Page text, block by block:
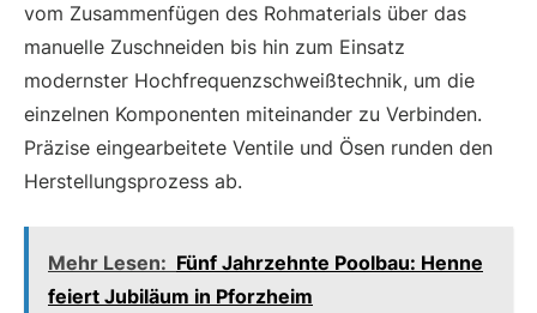
vom Zusammenfügen des Rohmaterials über das
manuelle Zuschneiden bis hin zum Einsatz
modernster Hochfrequenzschweißtechnik, um die
einzelnen Komponenten miteinander zu Verbinden.
Präzise eingearbeitete Ventile und Ösen runden den
Herstellungsprozess ab.
Mehr Lesen: Fünf Jahrzehnte Poolbau: Henne
feiert Jubiläum in Pforzheim